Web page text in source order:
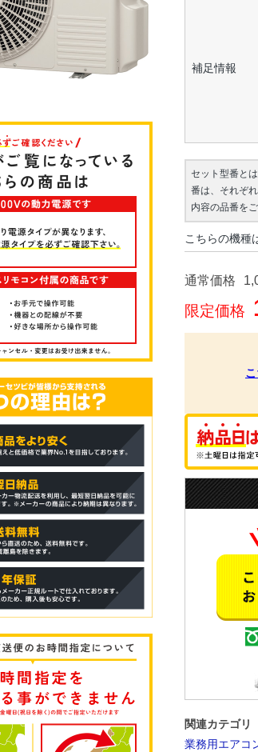
補足情報
セット型番と
番は、それぞ
内容の品番を
こちらの機種
通常価格
限定価格
関連カテゴリ
業務用エアコ